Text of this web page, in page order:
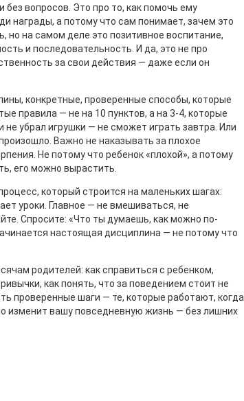
вопросов. Это про то, как помочь ему
награды, а потому что сам понимает, зачем это
но на самом деле это позитивное воспитание,
и последовательность . И да, это не про
за свои действия — даже если он
, конкретные, проверенные способы, которые
правила — не на 10 пунктов, а на 3-4, которые
убрал игрушки — не сможет играть завтра. Или
Важно не наказывать за плохое
Не потому что ребенок «плохой», а потому
его можно вырастить.
который строится на маленьких шагах:
уроки. Главное — не вмешиваться, не
Спросите: «Что ты думаешь, как можно по-
настоящая дисциплина — не потому что
родителей: как справиться с ребенком,
как понять, что за поведением стоит не
проверенные шаги — те, которые работают, когда
изменит вашу повседневную жизнь — без лишних